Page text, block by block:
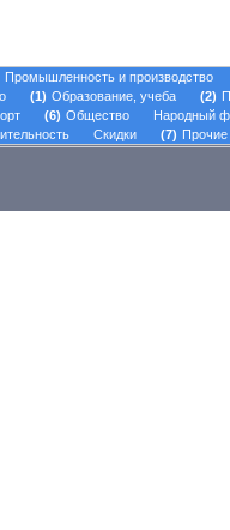
Промышленность и производство
1 Образование, учеба 2
6 Общество
Народный
Скидки 7 Прочие